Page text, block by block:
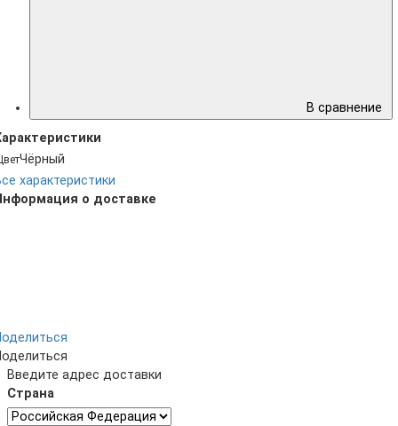
В сравнение
Чёрный
характеристики
о доставке
Введите адрес доставки
Страна